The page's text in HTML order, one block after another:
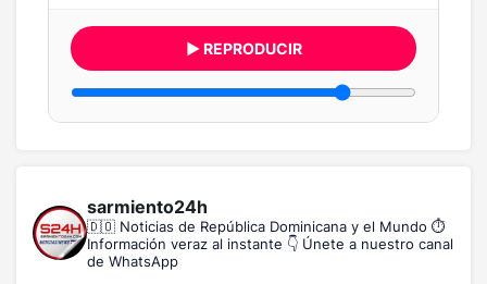
▶ REPRODUCIR
sarmiento24h
🇩🇴 Noticias de República Dominicana y el Mundo ⏱️
Información veraz al instante 👇 Únete a nuestro canal
de WhatsApp